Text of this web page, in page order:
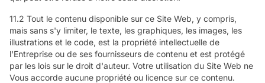
11.2 Tout le contenu disponible sur ce Site Web, y compris,
mais sans s'y limiter, le texte, les graphiques, les images, les
illustrations et le code, est la propriété intellectuelle de
l'Entreprise ou de ses fournisseurs de contenu et est protégé
par les lois sur le droit d'auteur. Votre utilisation du Site Web ne
Vous accorde aucune propriété ou licence sur ce contenu.